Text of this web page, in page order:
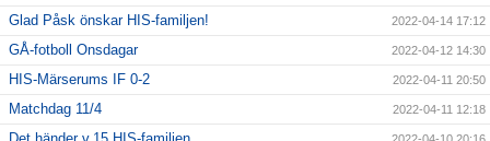
Glad Påsk önskar HIS-familjen! 2022-04-14 17:12
GÅ-fotboll Onsdagar 2022-04-12 14:30
HIS-Märserums IF 0-2 2022-04-11 20:50
Matchdag 11/4 2022-04-11 12:18